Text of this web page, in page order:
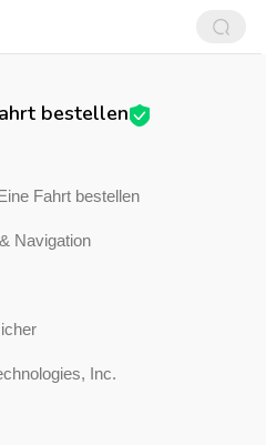
bestellen
Fahrt bestellen
Navigation
Inc.